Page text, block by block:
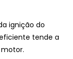
ignição do
tende a